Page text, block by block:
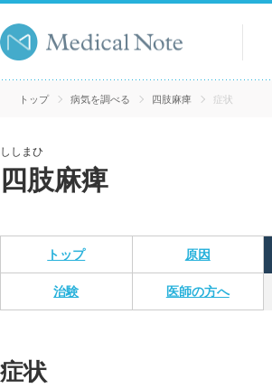
トップ 病気を調べる 四肢麻痺 症状
ししまひ
四肢麻痺
トップ 原因
治験 医師の方へ
症状